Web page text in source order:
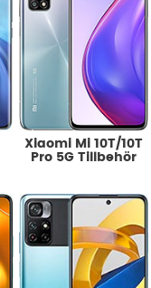
Xiaomi Mi 10T/10T
Pro 5G Tillbehör